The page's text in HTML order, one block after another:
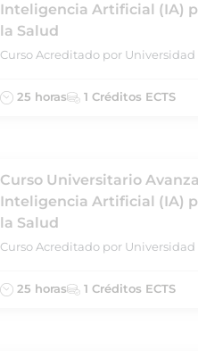
Inteligencia Artificial (IA)
la Salud
Curso Acreditado por
25 horas 1 Créditos ECTS
Curso Universitario
Inteligencia Artificial (IA)
la Salud
Curso Acreditado por
25 horas 1 Créditos ECTS